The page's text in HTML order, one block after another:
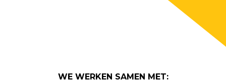
WE WERKEN SAMEN MET: